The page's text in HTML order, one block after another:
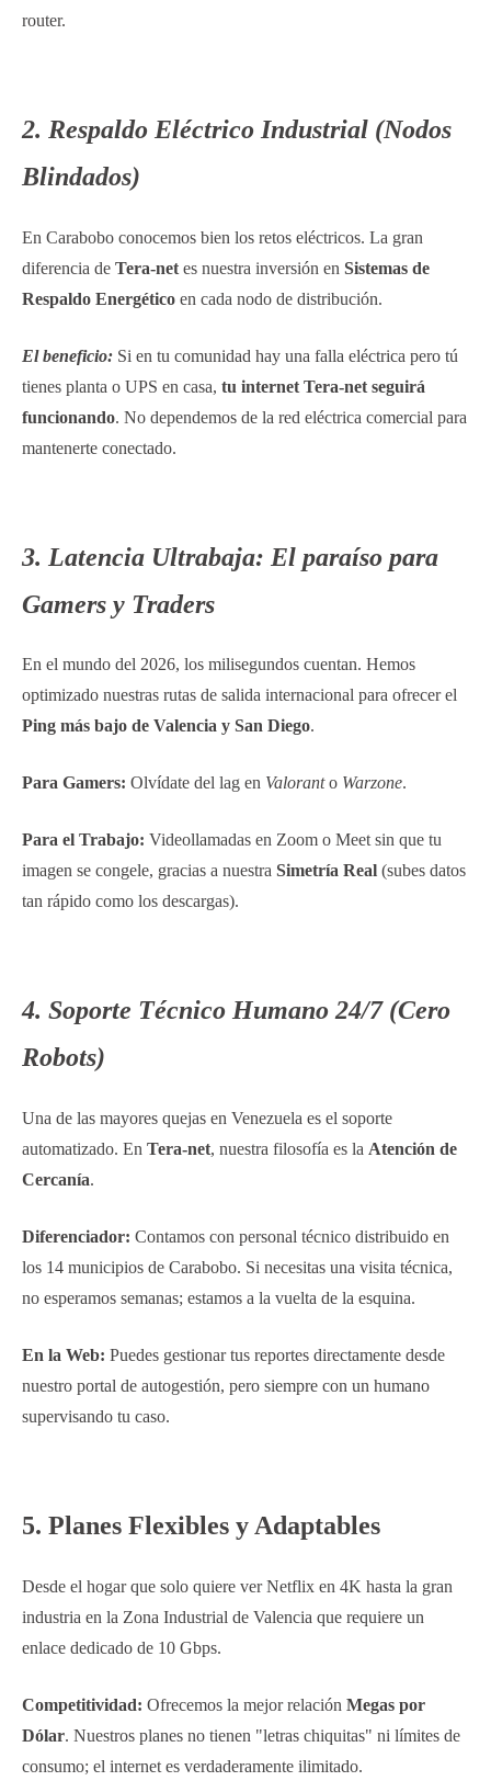
router.
2. Respaldo Eléctrico Industrial (Nodos
Blindados)
En Carabobo conocemos bien los retos eléctricos. La gran
diferencia de Tera-net es nuestra inversión en Sistemas de
Respaldo Energético en cada nodo de distribución.
El beneficio: Si en tu comunidad hay una falla eléctrica pero tú
tienes planta o UPS en casa, tu internet Tera-net seguirá
funcionando. No dependemos de la red eléctrica comercial para
mantenerte conectado.
3. Latencia Ultrabaja: El paraíso para
Gamers y Traders
En el mundo del 2026, los milisegundos cuentan. Hemos
optimizado nuestras rutas de salida internacional para ofrecer el
Ping más bajo de Valencia y San Diego.
Para Gamers: Olvídate del lag en Valoranto Warzone.
Para el Trabajo: Videollamadas en Zoom o Meet sin que tu
imagen se congele, gracias a nuestra Simetría Real (subes datos
tan rápido como los descargas).
4. Soporte Técnico Humano 24/7 (Cero
Robots)
Una de las mayores quejas en Venezuela es el soporte
automatizado. En Tera-net, nuestra filosofía es la Atención de
Cercanía.
Diferenciador: Contamos con personal técnico distribuido en
los 14 municipios de Carabobo. Si necesitas una visita técnica,
no esperamos semanas; estamos a la vuelta de la esquina.
En la Web: Puedes gestionar tus reportes directamente desde
nuestro portal de autogestión, pero siempre con un humano
supervisando tu caso.
5. Planes Flexibles y Adaptables
Desde el hogar que solo quiere ver Netflix en 4K hasta la gran
industria en la Zona Industrial de Valencia que requiere un
enlace dedicado de 10 Gbps.
Competitividad: Ofrecemos la mejor relación Megas por
Dólar. Nuestros planes no tienen "letras chiquitas" ni límites de
consumo; el internet es verdaderamente ilimitado.